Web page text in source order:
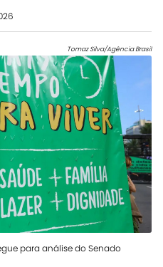
Tomaz Silva/Agência Brasil
para análise do Senado